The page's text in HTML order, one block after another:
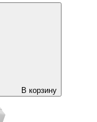
В корзину